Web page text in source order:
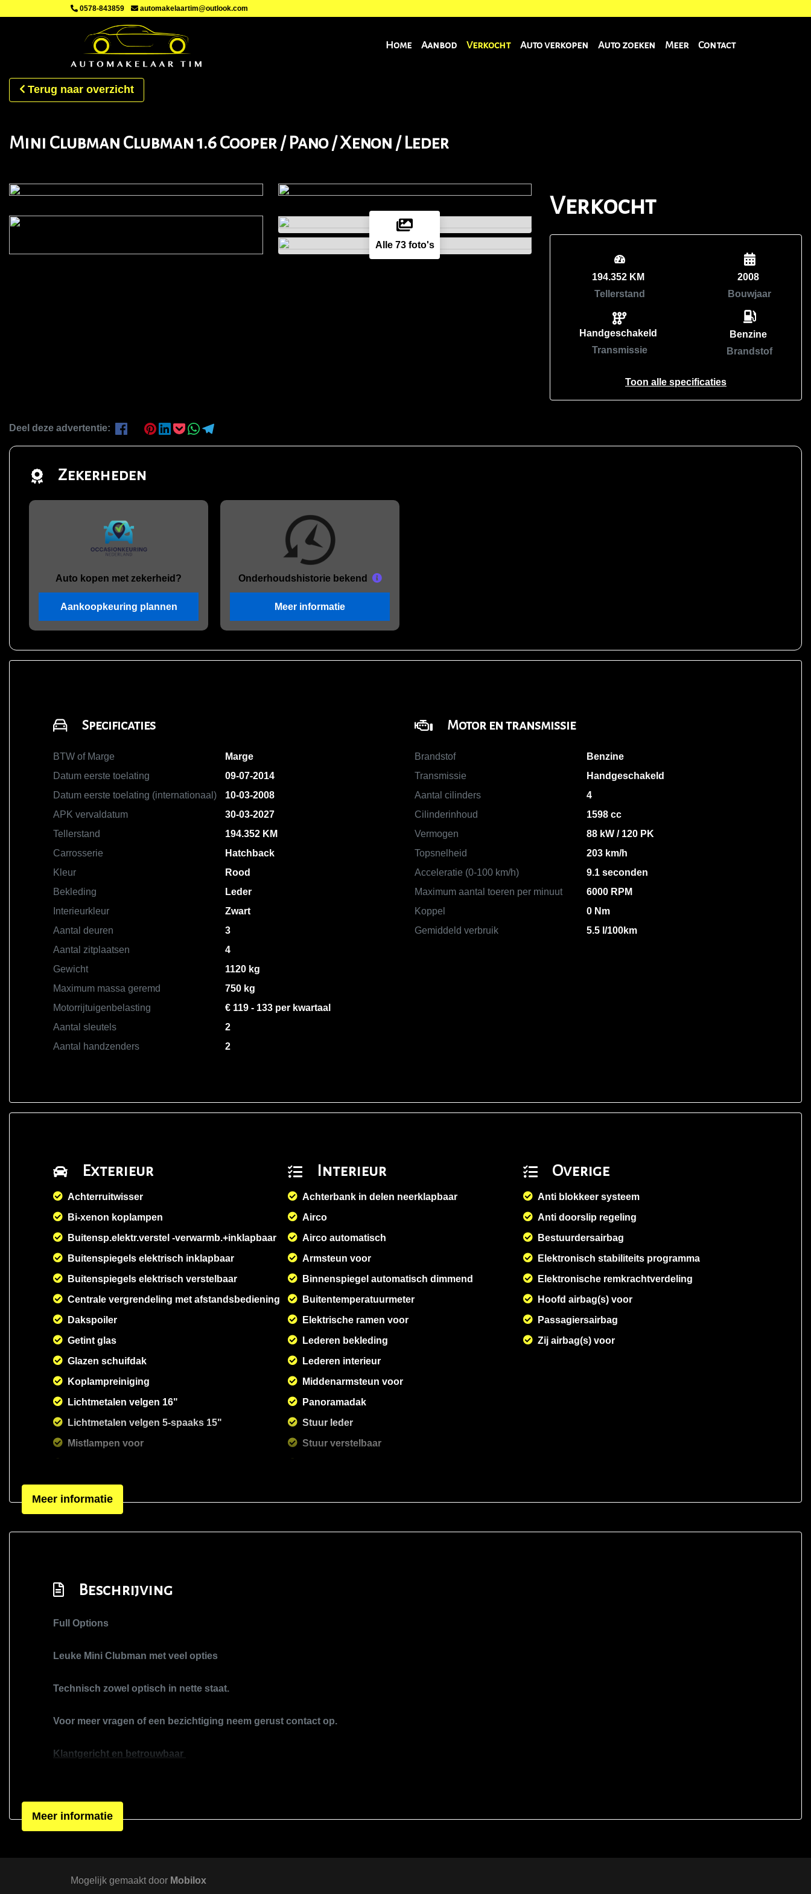
0578-843859 automakelaartim@outlook.com
Home Aanbod Verkocht Auto verkopen Auto zoeken Meer Contact
Terug naar overzicht
Mini Clubman Clubman 1.6 Cooper / Pano / Xenon / Leder
Alle 73 foto's
Verkocht
194.352 KM
Tellerstand
Handgeschakeld
Transmissie
2008
Bouwjaar
Benzine
Brandstof
Toon alle specificaties
Deel deze advertentie:
Zekerheden
Auto kopen met zekerheid?
Aankoopkeuring plannen
Onderhouds historie bekend
Meer informatie
Specificaties
BTW of Marge
Marge
Datum eerste toelating
09-07-2014
Datum eerste toelating (internationaal)
10-03-2008
APK vervaldatum
30-03-2027
Tellerstand
194.352 KM
Carrosserie
Hatchback
Kleur
Rood
Bekleding
Leder
Interieurkleur
Zwart
Aantal deuren
3
Aantal zitplaatsen
4
Gewicht
1120 kg
Maximum massa geremd
750 kg
Motorrijtuigenbelasting
€ 119 - 133 per kwartaal
Aantal sleutels
2
Aantal handzenders
2
Motor en transmissie
Brandstof
Benzine
Transmissie
Handgeschakeld
Aantal cilinders
4
Cilinderinhoud
1598 cc
Vermogen
88 kW / 120 PK
Topsnelheid
203 km/h
Acceleratie (0-100 km/h)
9.1 seconden
Maximum aantal toeren per minuut
6000 RPM
Koppel
0 Nm
Gemiddeld verbruik
5.5 l/100km
Exterieur
Achterruitwisser
Bi-xenon koplampen
Buitensp.elektr.verstel -verwarmb.+inklapbaar
Buitenspiegels elektrisch inklapbaar
Buitenspiegels elektrisch verstelbaar
Centrale vergrendeling met afstandsbediening
Dakspoiler
Getint glas
Glazen schuifdak
Koplampreiniging
Lichtmetalen velgen 16"
Lichtmetalen velgen 5-spaaks 15"
Mistlampen voor
Panoramadak
Parkeersensor achter
Interieur
Achterbank in delen neerklapbaar
Airco
Airco automatisch
Armsteun voor
Binnenspiegel automatisch dimmend
Buitentemperatuurmeter
Elektrische ramen voor
Lederen bekleding
Lederen interieur
Middenarmsteun voor
Panoramadak
Stuur leder
Stuur verstelbaar
Overige
Anti blokkeer systeem
Anti doorslip regeling
Bestuurdersairbag
Elektronisch stabiliteits programma
Elektronische remkrachtverdeling
Hoofd airbag(s) voor
Passagiersairbag
Zij airbag(s) voor
Meer informatie
Beschrijving
Full Options
Leuke Mini Clubman met veel opties
Technisch zowel optisch in nette staat.
Voor meer vragen of een bezichtiging neem gerust contact op.
Klantgericht en betrouwbaar
Geen verborgen gebreken — altijd duidelijk
Direct antwoord op al je vragen
Proefrit altijd mogelijk
Meer informatie
Mogelijk gemaakt door Mobilox